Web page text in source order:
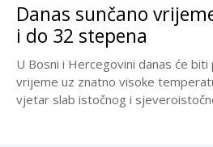
Danas sunčano
i do 32 stepena
U Bosni i Hercegovini danas će
vrijeme uz znatno visoke
vjetar slab istočnog i